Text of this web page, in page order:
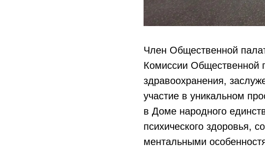
Член Общественной
Комиссии Общественной
здравоохранения,
участие в уникальном
в Доме народного
психического здоровья,
ментальными